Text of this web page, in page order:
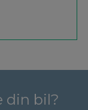
din bil?